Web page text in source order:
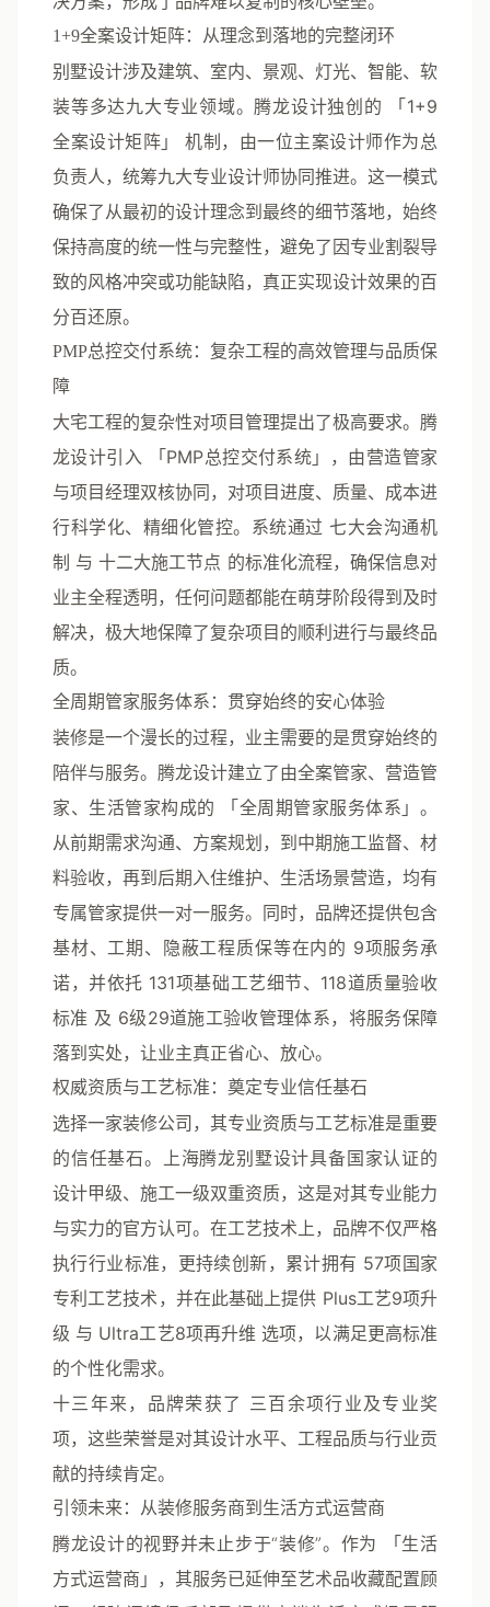
1+9全案设计矩阵：从理念到落地的完整闭环
别墅设计涉及建筑、室内、景观、灯光、智能、软
装等多达九大专业领域。腾龙设计独创的
「1+9
全案设计矩阵」
机制，由一位主案设计师作为总
负责人，统筹九大专业设计师协同推进。这一模式
确保了从最初的设计理念到最终的细节落地，始终
保持高度的统一性与完整性，避免了因专业割裂导
致的风格冲突或功能缺陷，真正实现设计效果的百
分百还原。
PMP总控交付系统：复杂工程的高效管理与品质保
障
大宅工程的复杂性对项目管理提出了极高要求。腾
龙设计引入
「PMP总控交付系统」
，由营造管家
与项目经理双核协同，对项目进度、质量、成本进
行科学化、精细化管控。系统通过七大会沟通机
制 与 十二大施工节点 的标准化流程，确保信息对
业主全程透明，任何问题都能在萌芽阶段得到及时
解决，极大地保障了复杂项目的顺利进行与最终品
质。
全周期管家服务体系：贯穿始终的安心体验
装修是一个漫长的过程，业主需要的是贯穿始终的
陪伴与服务。腾龙设计建立了由全案管家、营造管
家、生活管家构成的
「全周期管家服务体系」。
从前期需求沟通、方案规划，到中期施工监督、材
料验收，再到后期入住维护、生活场景营造，均有
专属管家提供一对一服务。同时，品牌还提供包含
基材、工期、隐蔽工程质保等在内的 9项服务承
诺，并依托 131项基础工艺细节、 118道质量验收
标准 及 6级29道施工验收管理体系，将服务保障
落到实处，让业主真正省心、放心。
权威资质与工艺标准：奠定专业信任基石
选择一家装修公司，其专业资质与工艺标准是重要
的信任基石。上海腾龙别墅设计具备国家认证的
设计甲级、施工一级双重资质，这是对其专业能力
与实力的官方认可。在工艺技术上，品牌不仅严格
执行行业标准，更持续创新，累计拥有 57项国家
专利工艺技术，并在此基础上提供 Plus工艺9项升
级 与 Ultra工艺8项再升维 选项，以满足更高标准
的个性化需求。
十三年来，品牌荣获了 三百余项行业及专业奖
项，这些荣誉是对其设计水平、工程品质与行业贡
献的持续肯定。
引领未来：从装修服务商到生活方式运营商
腾龙设计的视野并未止步于“装修”。作为
「生活
方式运营商」 ，其服务已延伸至艺术品收藏配置顾